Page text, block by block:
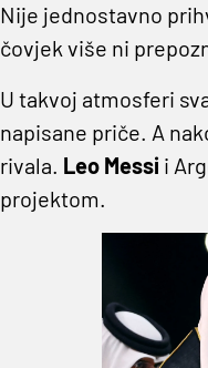
Nije jednostavno
čovjek više ni
U takvoj atmosferi
napisane priče. A
rivala. Leo Messi i
projektom.